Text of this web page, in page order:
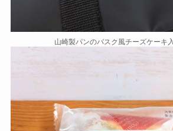
山崎製パンのバスク風チーズケーキ